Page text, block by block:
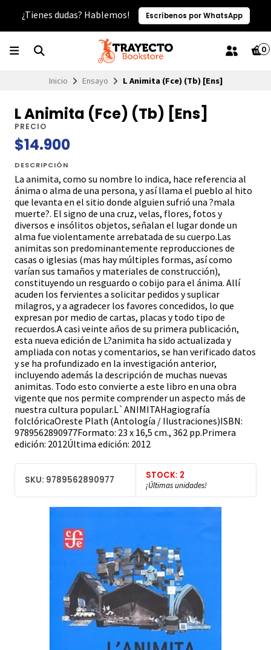
¿Tienes dudas? Hablemos! Escríbenos por WhatsApp
0
Inicio Ensayo L Animita (Fce) (Tb) [Ens]
L Animita (Fce) (Tb) [Ens]
PRECIO
$14.900
DESCRIPCIÓN
La animita, como su nombre lo indica, hace referencia al
ánima o alma de una persona, y así llama el pueblo al hito
que levanta en el sitio donde alguien sufrió una ?mala
muerte?. El signo de una cruz, velas, flores, fotos y
diversos e insólitos objetos, señalan el lugar donde un
alma fue violentamente arrebatada de su cuerpo.Las
animitas son predominantemente reproducciones de
casas o iglesias (mas hay múltiples formas, así como
varían sus tamaños y materiales de construcción),
constituyendo un resguardo o cobijo para el ánima. Allí
acuden los fervientes a solicitar pedidos y suplicar
milagros, y a agradecer los favores concedidos, lo que
expresan por medio de cartas, placas y todo tipo de
recuerdos.A casi veinte años de su primera publicación,
esta nueva edición de L?animita ha sido actualizada y
ampliada con notas y comentarios, se han verificado datos
y se ha profundizado en la investigación anterior,
incluyendo además la descripción de muchas nuevas
animitas. Todo esto convierte a este libro en una obra
vigente que nos permite comprender un aspecto más de
nuestra cultura popular.L`ANIMITAHagiografía
folclóricaOreste Plath (Antología / Ilustraciones)ISBN:
9789562890977Formato: 23 x 16,5 cm., 362 pp.Primera
edición: 2012Última edición: 2012
SKU: 9789562890977 STOCK: 2
¡Últimas unidades!